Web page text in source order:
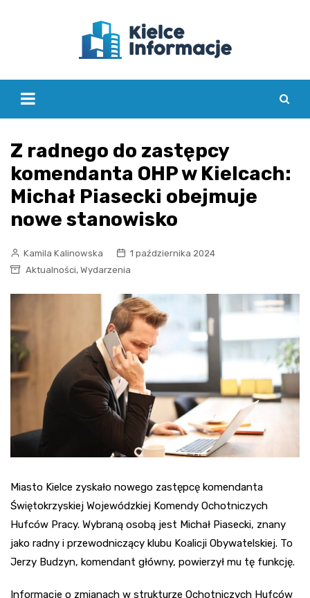
Z radnego do zastępcy
komendanta OHP w Kielcach:
Michał Piasecki obejmuje
nowe stanowisko
Kamila Kalinowska
1 października 2024
Aktualności, Wydarzenia
Miasto Kielce zyskało nowego zastępcę komendanta
Świętokrzyskiej Wojewódzkiej Komendy Ochotniczych
Hufców Pracy. Wybraną osobą jest Michał Piasecki, znany
jako radny i przewodniczący klubu Koalicji Obywatelskiej. To
Jerzy Budzyn, komendant główny, powierzył mu tę funkcję.
Informacje o zmianach w strukturze Ochotniczych Hufców